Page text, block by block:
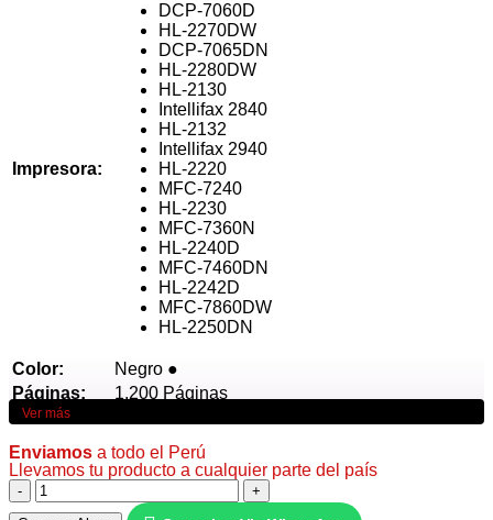
Impresora:
DCP-7060D
HL-2270DW
DCP-7065DN
HL-2280DW
HL-2130
Intellifax 2840
HL-2132
Intellifax 2940
HL-2220
MFC-7240
HL-2230
MFC-7360N
HL-2240D
MFC-7460DN
HL-2242D
MFC-7860DW
HL-2250DN
Color:
Negro ●
Páginas:
1,200 Páginas
Tecnología:
Ver más
Enviamos a todo el Perú
Llevamos tu producto a cualquier parte del país